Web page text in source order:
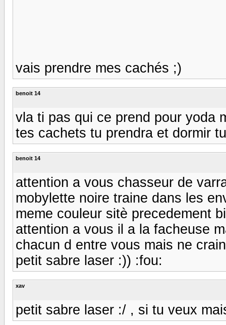
vais prendre mes cachés ;)
benoit 14
vla ti pas qui ce prend pour yoda
tes cachets tu prendra et dormir
benoit 14
attention a vous chasseur de
mobylette noire traine dans les
meme couleur sitè precedement
attention a vous il a la facheuse
chacun d entre vous mais ne
petit sabre laser :)) :fou:
xav
petit sabre laser :/ , si tu veux